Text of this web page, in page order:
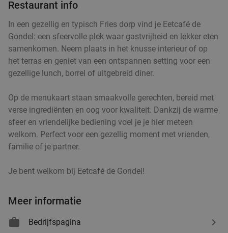
Restaurant info
In een gezellig en typisch Fries dorp vind je Eetcafé de
Gondel: een sfeervolle plek waar gastvrijheid en lekker eten
samenkomen. Neem plaats in het knusse interieur of op
het terras en geniet van een ontspannen setting voor een
gezellige lunch, borrel of uitgebreid diner.
Op de menukaart staan smaakvolle gerechten, bereid met
verse ingrediënten en oog voor kwaliteit. Dankzij de warme
sfeer en vriendelijke bediening voel je je hier meteen
welkom. Perfect voor een gezellig moment met vrienden,
familie of je partner.
Je bent welkom bij Eetcafé de Gondel!
Meer informatie
Bedrijfspagina